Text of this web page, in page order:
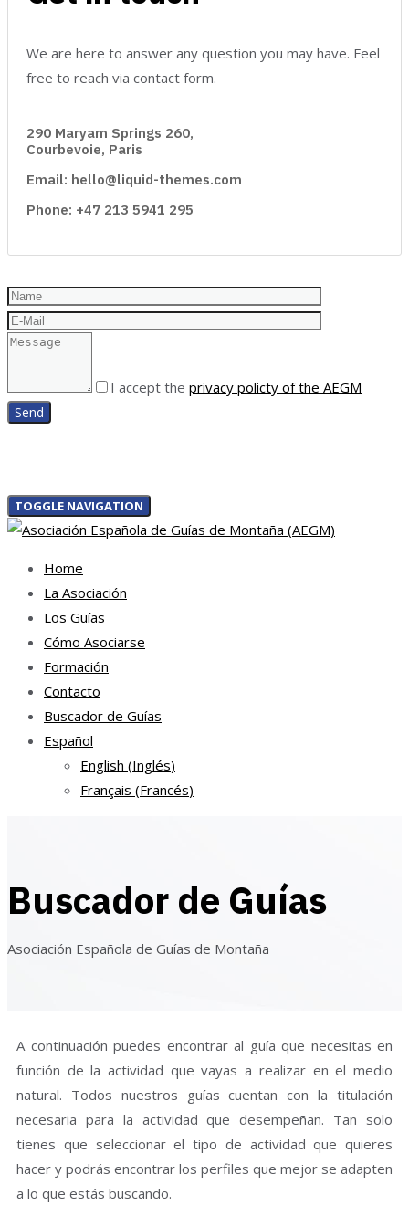
We are here to answer any question you may have. Feel
free to reach via contact form.
290 Maryam Springs 260,
Courbevoie, Paris
Email: hello@liquid-themes.com
Phone: +47 213 5941 295
I accept the privacy policty of the AEGM
TOGGLE NAVIGATION
Home
La Asociación
Los Guías
Cómo Asociarse
Formación
Contacto
Buscador de Guías
Español
English (Inglés)
Français (Francés)
Buscador de Guías
Asociación Española de Guías de Montaña
A continuación puedes encontrar al guía que necesitas en
función de la actividad que vayas a realizar en el medio
natural. Todos nuestros guías cuentan con la titulación
necesaria para la actividad que desempeñan. Tan solo
tienes que seleccionar el tipo de actividad que quieres
hacer y podrás encontrar los perfiles que mejor se adapten
a lo que estás buscando.